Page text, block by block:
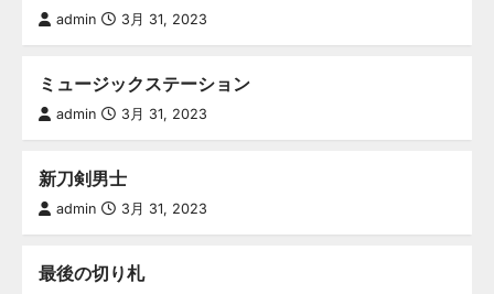
admin 3月 31, 2023
ミュージックステーション
admin 3月 31, 2023
新刀剣男士
admin 3月 31, 2023
最後の切り札